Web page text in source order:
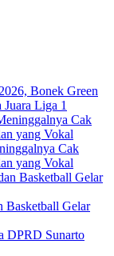
Bonek Green
Liga 1
Cak
yang Vokal
Basketball Gelar